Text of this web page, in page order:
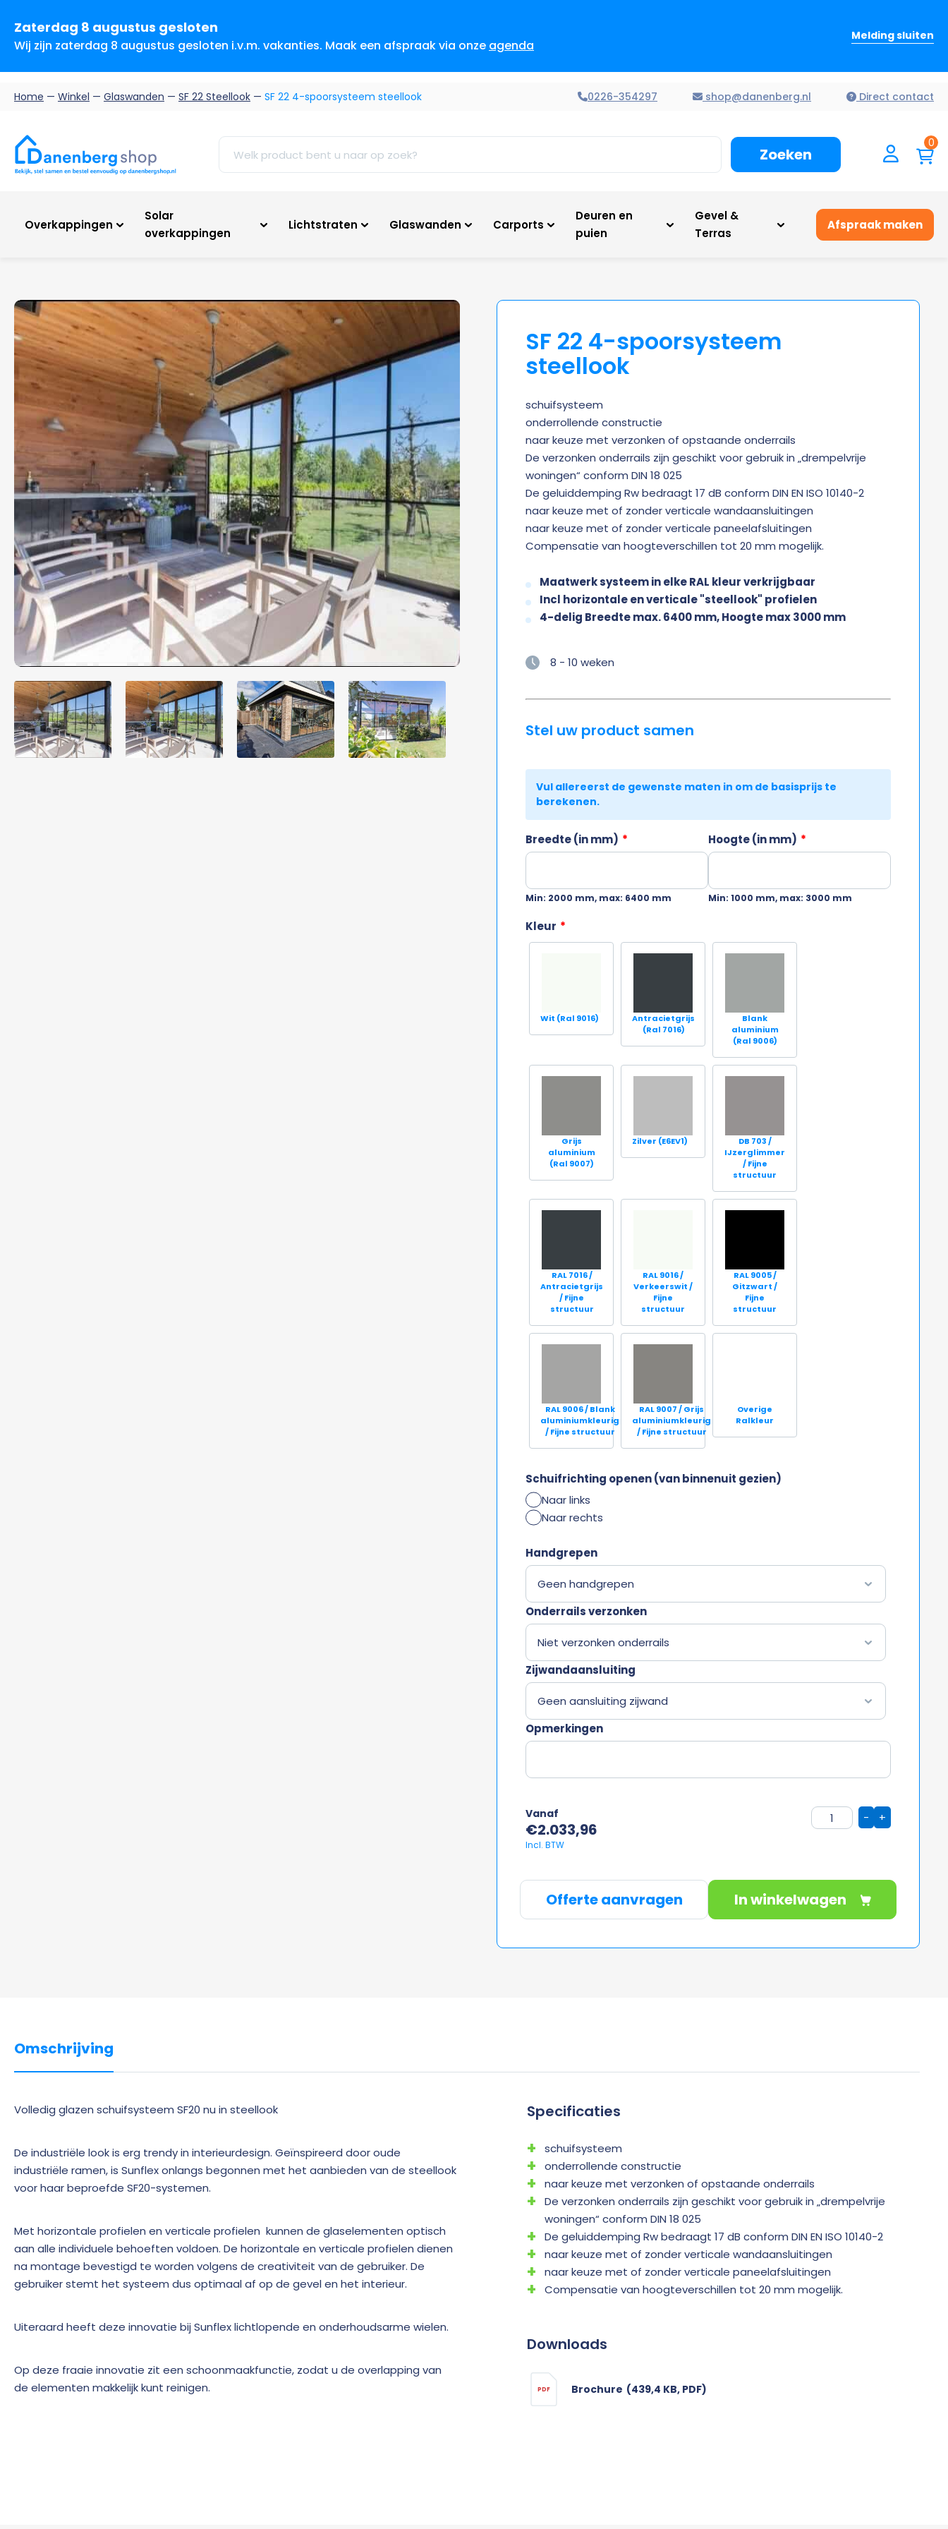
Zaterdag 8 augustus gesloten
Wij zijn zaterdag 8 augustus gesloten i.v.m. vakanties. Maak een afspraak via onze agenda
Melding sluiten
Home — Winkel — Glaswanden — SF 22 Steellook — SF 22 4-spoorsysteem steellook 0226-354297 shop@danenberg.nl Direct contact
Zoeken
0
Overkappingen
Solar
overkappingen
Lichtstraten Glaswanden Carports
Deuren en
puien
Gevel &
Terras
Afspraak maken
SF 22 4-spoorsysteem
steellook
schuifsysteem
onderrollende constructie
naar keuze met verzonken of opstaande onderrails
De verzonken onderrails zijn geschikt voor gebruik in „drempelvrije
woningen“ conform DIN 18 025
De geluiddemping Rw bedraagt 17 dB conform DIN EN ISO 10140-2
naar keuze met of zonder verticale wandaansluitingen
naar keuze met of zonder verticale paneelafsluitingen
Compensatie van hoogteverschillen tot 20 mm mogelijk.
Maatwerk systeem in elke RAL kleur verkrijgbaar
Incl horizontale en verticale "steellook" profielen
4-delig Breedte max. 6400 mm, Hoogte max 3000 mm
8 - 10 weken
Stel uw product samen
*
Breedte (in mm)
Min: 2000 mm, max: 6400 mm
*
Hoogte (in mm)
Min: 1000 mm, max: 3000 mm
*
Kleur
Wit (Ral 9016)
Antracietgrijs
(Ral 7016)
Blank
aluminium
(Ral 9006)
Grijs
aluminium
(Ral 9007)
Zilver (E6EV1)
DB 703 /
IJzerglimmer
/ Fijne
structuur
RAL 7016 /
Antracietgrijs
/ Fijne
structuur
RAL 9016 /
Verkeerswit /
Fijne
structuur
RAL 9005 /
Gitzwart /
Fijne
structuur
RAL 9006 / Blank
aluminiumkleurig
/ Fijne structuur
RAL 9007 / Grijs
aluminiumkleurig
/ Fijne structuur
Overige
Ralkleur
Schuifrichting openen (van binnenuit gezien)
Naar links
Naar rechts
Handgrepen
Onderrails verzonken
Zijwandaansluiting
Opmerkingen
Vanaf
€2.033,96
+
-
Offerte aanvragen In winkelwagen
Omschrijving
Volledig glazen schuifsysteem SF20 nu in steellook
De industriële look is erg trendy in interieurdesign. Geïnspireerd door oude
industriële ramen, is Sunflex onlangs begonnen met het aanbieden van de steellook
voor haar beproefde SF20-systemen.
Met horizontale profielen en verticale profielen kunnen de glaselementen optisch
aan alle individuele behoeften voldoen. De horizontale en verticale profielen dienen
na montage bevestigd te worden volgens de creativiteit van de gebruiker. De
gebruiker stemt het systeem dus optimaal af op de gevel en het interieur.
Uiteraard heeft deze innovatie bij Sunflex lichtlopende en onderhoudsarme wielen.
Op deze fraaie innovatie zit een schoonmaakfunctie, zodat u de overlapping van
de elementen makkelijk kunt reinigen.
Specificaties
schuifsysteem
onderrollende constructie
naar keuze met verzonken of opstaande onderrails
De verzonken onderrails zijn geschikt voor gebruik in „drempelvrije
woningen“ conform DIN 18 025
De geluiddemping Rw bedraagt 17 dB conform DIN EN ISO 10140-2
naar keuze met of zonder verticale wandaansluitingen
naar keuze met of zonder verticale paneelafsluitingen
Compensatie van hoogteverschillen tot 20 mm mogelijk.
Downloads
PDF Brochure (439,4 KB, PDF)